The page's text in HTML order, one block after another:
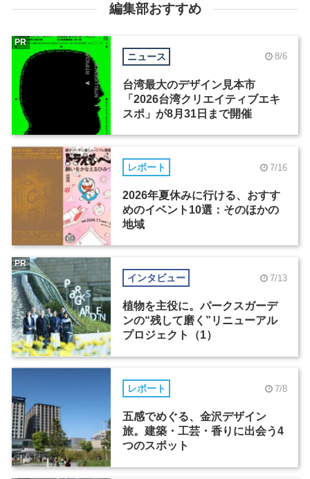
編集部おすすめ
ニュース 8/6
台湾最大のデザイン見本市
「2026台湾クリエイティブエキ
スポ」が8月31日まで開催
PR
レポート 7/16
2026年夏休みに行ける、おすす
めのイベント10選：そのほかの
地域
インタビュー 7/13
植物を主役に。パークスガーデ
ンの“残して磨く”リニューアル
プロジェクト（1）
PR
レポート 7/8
五感でめぐる、金沢デザイン
旅。建築・工芸・香りに出会う4
つのスポット